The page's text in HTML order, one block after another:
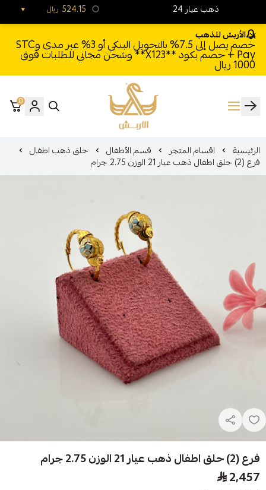
الأربش للذهب
خصم يصل إلى 7.5% بالتحويل البنكي أو 3% عبر مدى وSTC
Pay + خصم بكود **X123** وشحن مجاني للطلبات فوق
1000 ريال
الأربش للذهب
0
الرئيسية اقسام المتجر قسم الأطفال حلق ذهب اطفال
فرع (2) حلق اطفال ذهب عيار 21 الوزن 2.75 جرام
فرع (2) حلق اطفال ذهب عيار 21 الوزن 2.75 جرام
2,457
24 ذهب عيار ريال 524.15